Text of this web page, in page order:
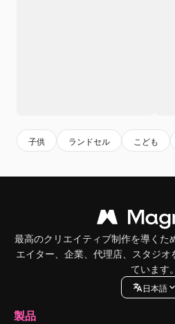
子供 ランドセル こども
最高のクリエイティブ制作を導くた
エイター、企業、代理店、スタジ
ています。
日本語
製品